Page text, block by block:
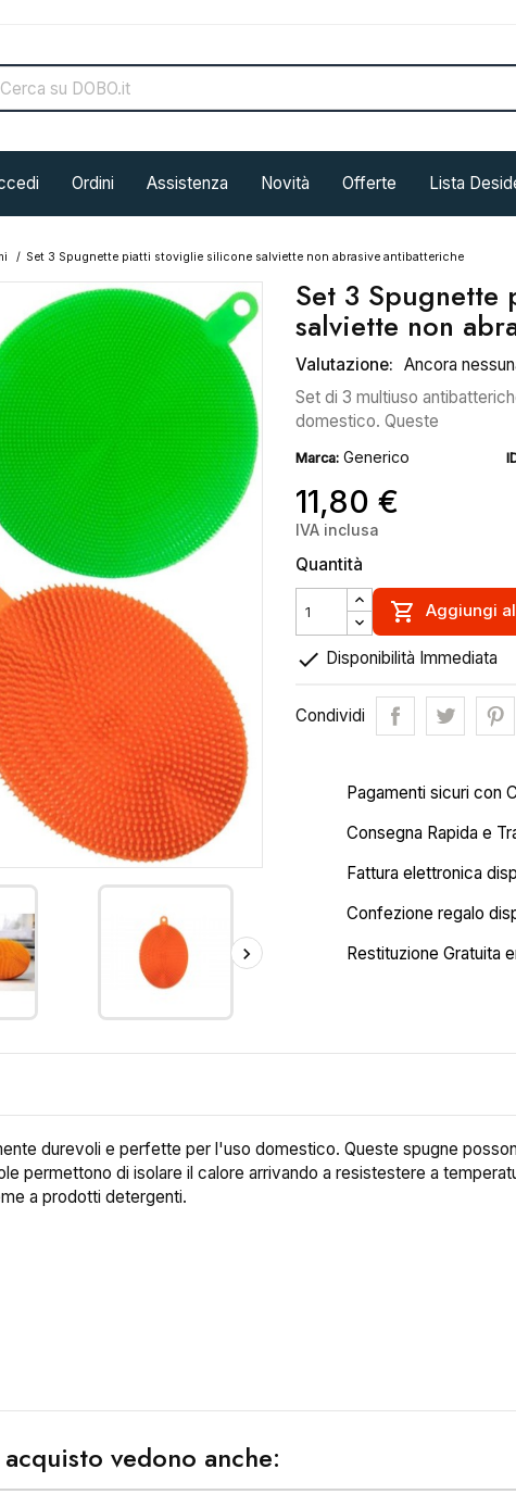
Ordini Assistenza Novità Offerte Lista
Set 3 Spugnette piatti stoviglie silicone salviette non abrasive antibatteriche
Set 3
salviette non
Valutazione: Ancora
Set di 3 multiuso
domestico. Queste
Marca: Generico
11,80 €
IVA inclusa
Quantità
 Aggiungi
 Disponibilità Immediata
Condividi
Pagamenti sicuri con
Consegna Rapida e
Fattura elettronica
Confezione regalo
Restituzione Gratuita
durevoli e perfette per l'uso domestico. Queste spugne
permettono di isolare il calore arrivando a resistestere a
a prodotti detergenti.
vedono anche:
Crea lista dei desideri